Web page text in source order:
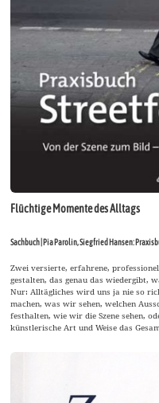
Flüchtige Momente des Alltags
Sachbuch | Pia Parolin, Siegfried Hansen:
Zwei versierte, erfahrene,
gestalten, das genau das wiedergibt,
Nur: Alltägliches wird uns ja nie so
machen, was wir sehen, welchen
festhalten, wie wir die Szene sehen,
künstlerische Art und Weise das